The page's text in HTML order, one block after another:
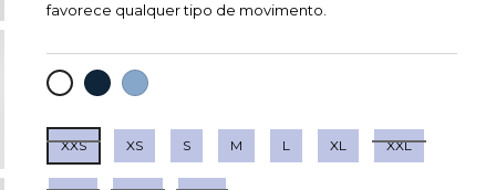
favorece qualquer tipo de movimento.
BRANCOMARINHOCELESTE
XXS XS S M L XL XXL